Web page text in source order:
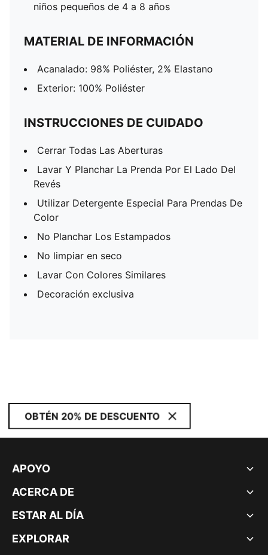
niños pequeños de 4 a 8 años
MATERIAL DE INFORMACIÓN
Acanalado: 98% Poliéster, 2% Elastano
Exterior: 100% Poliéster
INSTRUCCIONES DE CUIDADO
Cerrar Todas Las Aberturas
Lavar Y Planchar La Prenda Por El Lado Del
Revés
Utilizar Detergente Especial Para Prendas De
Color
No Planchar Los Estampados
No limpiar en seco
Lavar Con Colores Similares
Decoración exclusiva
OBTÉN 20% DE DESCUENTO
APOYO
ACERCA DE
ESTAR AL DÍA
EXPLORAR